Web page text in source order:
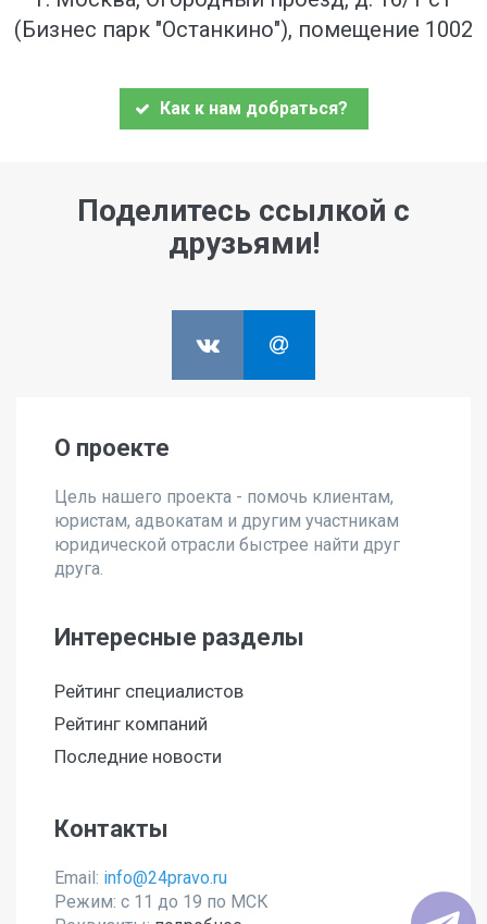
(Бизнес парк "Останкино"), помещение 1002
Как к нам добраться?
Поделитесь ссылкой с
друзьями!
О проекте
Цель нашего проекта - помочь клиентам,
юристам, адвокатам и другим участникам
юридической отрасли быстрее найти друг
друга.
Интересные разделы
Рейтинг специалистов
Рейтинг компаний
Последние новости
Контакты
Email: info@24pravo.ru
Режим: с 11 до 19 по МСК